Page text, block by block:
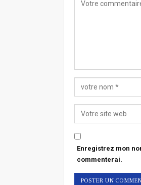
Enregistrez mon
commenterai.